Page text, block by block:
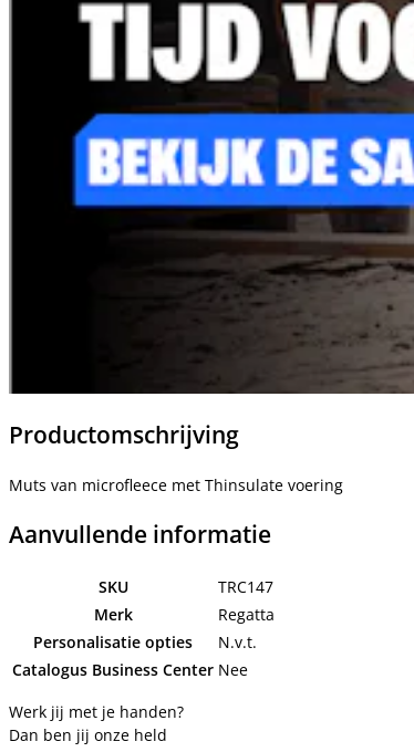
Productomschrijving
Muts van microfleece met Thinsulate voering
Aanvullende informatie
SKU
TRC147
Merk
Regatta
Personalisatie opties
N.v.t.
Catalogus Business Center Nee
Werk jij met je handen?
Dan ben jij onze held